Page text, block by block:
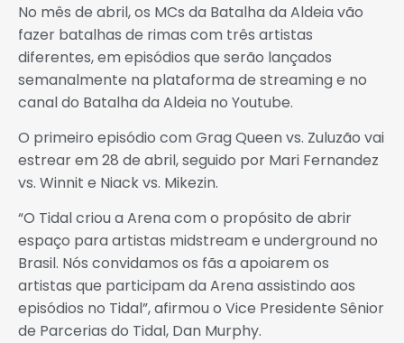
No mês de abril, os MCs da Batalha da Aldeia vão
fazer batalhas de rimas com três artistas
diferentes, em episódios que serão lançados
semanalmente na plataforma de streaming e no
canal do Batalha da Aldeia no Youtube.
O primeiro episódio com Grag Queen vs. Zuluzão vai
estrear em 28 de abril, seguido por Mari Fernandez
vs. Winnit e Niack vs. Mikezin.
“O Tidal criou a Arena com o propósito de abrir
espaço para artistas midstream e underground no
Brasil. Nós convidamos os fãs a apoiarem os
artistas que participam da Arena assistindo aos
episódios no Tidal”, afirmou o Vice Presidente Sênior
de Parcerias do Tidal, Dan Murphy.